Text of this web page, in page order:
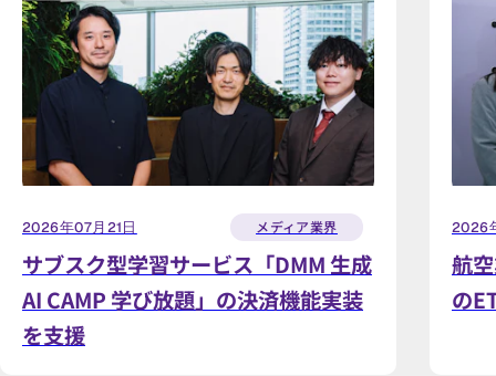
2026年07月21日 メディア業界
サブスク型学習サービス「DMM 生成
AI CAMP 学び放題」の決済機能実装
を支援
2026
航
の